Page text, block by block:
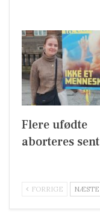
Flere ufødte
aborteres sent
FORRIGE NÆSTE